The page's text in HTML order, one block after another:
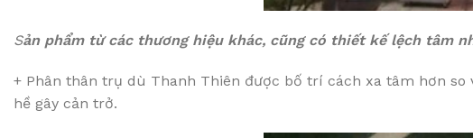
Sản phẩm từ các thương hiệu khác, cũng có thiết kế lệch tâm
+ Phân thân trụ dù Thanh Thiên được bố trí cách xa tâm hơn
hề gây cản trở.